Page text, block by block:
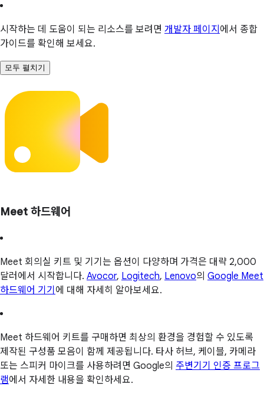
시작하는 데 도움이 되는 리소스를 보려면 개발자 페이지 에서 종합
가이드를 확인해 보세요.
모두 펼치기
Meet 하드웨어
Meet 회의실 키트 및 기기는 옵션이 다양하며 가격은 대략 2,000
달러에서 시작합니다. Avocor, Logitech, Lenovo의 Google Meet
하드웨어 기기 에 대해 자세히 알아보세요.
Meet 하드웨어 키트를 구매하면 최상의 환경을 경험할 수 있도록
제작된 구성품 모음이 함께 제공됩니다. 타사 허브, 케이블, 카메라
또는 스피커 마이크를 사용하려면 Google의 주변기기 인증 프로그
램에서 자세한 내용을 확인하세요.